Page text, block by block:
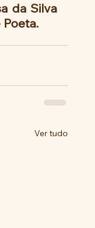
da Silva
Ver tudo